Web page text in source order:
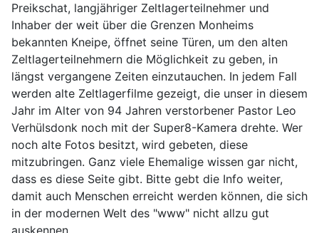
Preikschat, langjähriger Zeltlagerteilnehmer und
Inhaber der weit über die Grenzen Monheims
bekannten Kneipe, öffnet seine Türen, um den alten
Zeltlagerteilnehmern die Möglichkeit zu geben, in
längst vergangene Zeiten einzutauchen. In jedem Fall
werden alte Zeltlagerfilme gezeigt, die unser in diesem
Jahr im Alter von 94 Jahren verstorbener Pastor Leo
Verhülsdonk noch mit der Super8-Kamera drehte. Wer
noch alte Fotos besitzt, wird gebeten, diese
mitzubringen. Ganz viele Ehemalige wissen gar nicht,
dass es diese Seite gibt. Bitte gebt die Info weiter,
damit auch Menschen erreicht werden können, die sich
in der modernen Welt des "www" nicht allzu gut
auskennen.